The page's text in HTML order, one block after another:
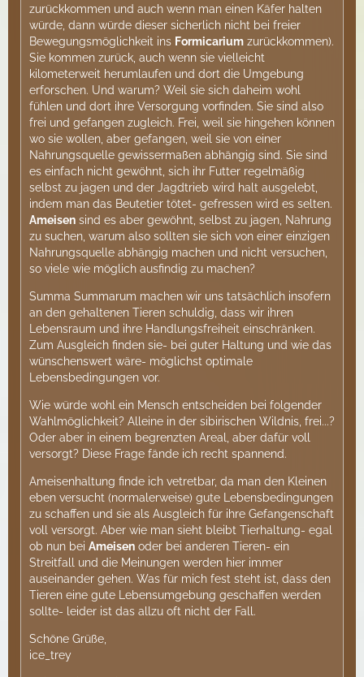
zurückkommen und auch wenn man einen Käfer halten
würde, dann würde dieser sicherlich nicht bei freier
Bewegungsmöglichkeit ins Formicarium zurückkommen).
Sie kommen zurück, auch wenn sie vielleicht
kilometerweit herumlaufen und dort die Umgebung
erforschen. Und warum? Weil sie sich daheim wohl
fühlen und dort ihre Versorgung vorfinden. Sie sind also
frei und gefangen zugleich. Frei, weil sie hingehen können
wo sie wollen, aber gefangen, weil sie von einer
Nahrungsquelle gewissermaßen abhängig sind. Sie sind
es einfach nicht gewöhnt, sich ihr Futter regelmäßig
selbst zu jagen und der Jagdtrieb wird halt ausgelebt,
indem man das Beutetier tötet- gefressen wird es selten.
Ameisen sind es aber gewöhnt, selbst zu jagen, Nahrung
zu suchen, warum also sollten sie sich von einer einzigen
Nahrungsquelle abhängig machen und nicht versuchen,
so viele wie möglich ausfindig zu machen?
Summa Summarum machen wir uns tatsächlich insofern
an den gehaltenen Tieren schuldig, dass wir ihren
Lebensraum und ihre Handlungsfreiheit einschränken.
Zum Ausgleich finden sie- bei guter Haltung und wie das
wünschenswert wäre- möglichst optimale
Lebensbedingungen vor.
Wie würde wohl ein Mensch entscheiden bei folgender
Wahlmöglichkeit? Alleine in der sibirischen Wildnis, frei...?
Oder aber in einem begrenzten Areal, aber dafür voll
versorgt? Diese Frage fände ich recht spannend.
Ameisenhaltung finde ich vetretbar, da man den Kleinen
eben versucht (normalerweise) gute Lebensbedingungen
zu schaffen und sie als Ausgleich für ihre Gefangenschaft
voll versorgt. Aber wie man sieht bleibt Tierhaltung- egal
ob nun bei Ameisen oder bei anderen Tieren- ein
Streitfall und die Meinungen werden hier immer
auseinander gehen. Was für mich fest steht ist, dass den
Tieren eine gute Lebensumgebung geschaffen werden
sollte- leider ist das allzu oft nicht der Fall.
Schöne Grüße,
ice_trey